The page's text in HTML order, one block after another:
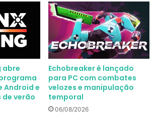
abre
Android e
de verão
Echobreaker é lançado
para PC com combates
velozes e manipulação
temporal
06/08/2026